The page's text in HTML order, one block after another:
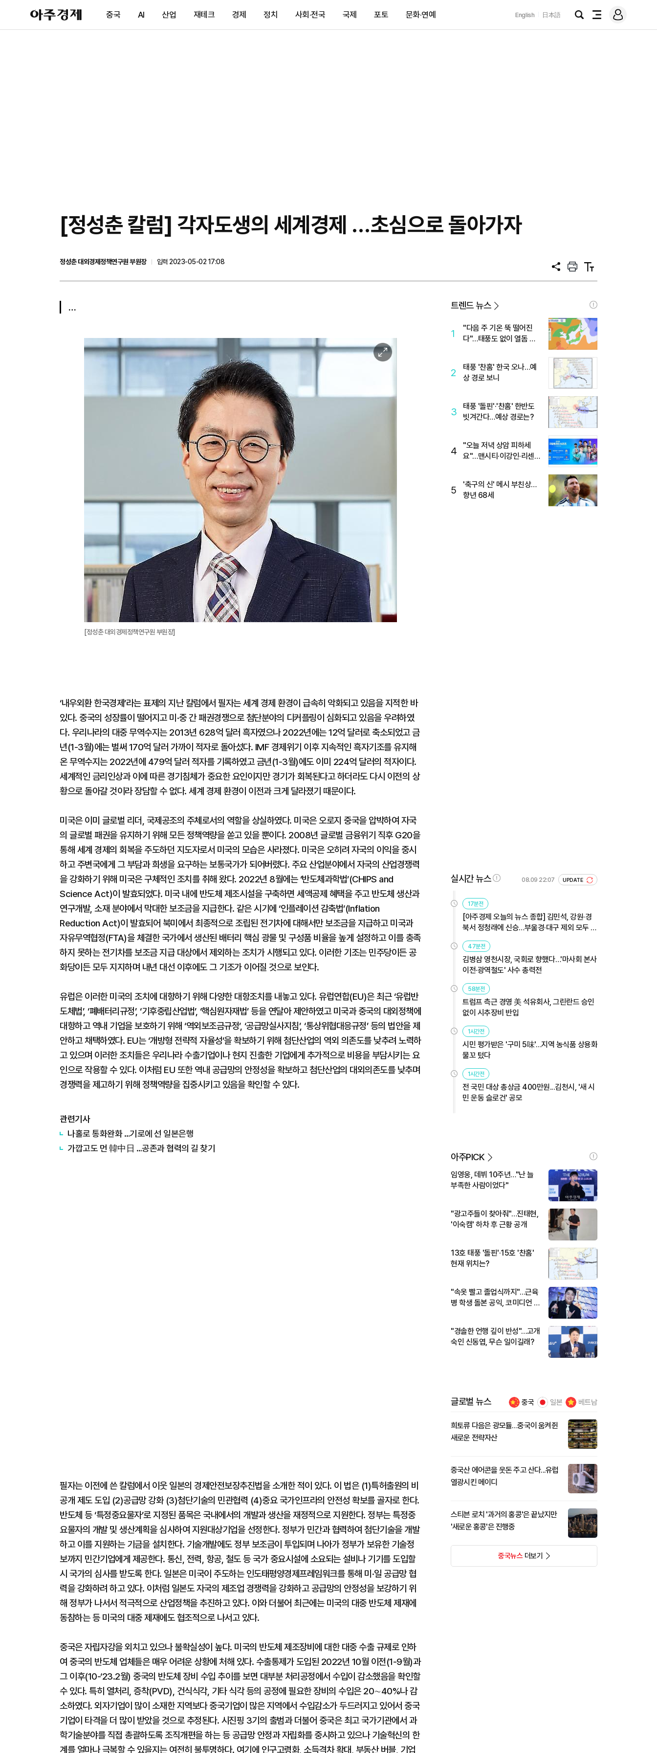
아
주
제
중국 AI 산업 재테크 경제 정치 사회·전국 국제 포토 문화·연예 English 日本語
검
전
메
그
[정성춘 칼럼] ​각자도생의 세계경제 …초심으로 돌아가자
정성춘 대외경제정책연구원 부원장
입력 2023-05-02 17:08
공
프
트
텍
트
…
이
미
확
[정성춘 대외경제정책연구원 부원장]
‘내우외환 한국경제’라는 표제의 지난 칼럼에서 필자는 세계 경제 환경이 급속히 악화되고 있음을 지적한 바
있다. 중국의 성장률이 떨어지고 미·중 간 패권경쟁으로 첨단분야의 디커플링이 심화되고 있음을 우려하였
다. 우리나라의 대중 무역수지는 2013년 628억 달러 흑자였으나 2022년에는 12억 달러로 축소되었고 금
년(1-3월)에는 벌써 170억 달러 가까이 적자로 돌아섰다. IMF 경제위기 이후 지속적인 흑자기조를 유지해
온 무역수지는 2022년에 479억 달러 적자를 기록하였고 금년(1-3월)에도 이미 224억 달러의 적자이다.
세계적인 금리인상과 이에 따른 경기침체가 중요한 요인이지만 경기가 회복된다고 하더라도 다시 이전의 상
황으로 돌아갈 것이라 장담할 수 없다. 세계 경제 환경이 이전과 크게 달라졌기 때문이다.
미국은 이미 글로벌 리더, 국제공조의 주체로서의 역할을 상실하였다. 미국은 오로지 중국을 압박하여 자국
의 글로벌 패권을 유지하기 위해 모든 정책역량을 쏟고 있을 뿐이다. 2008년 글로벌 금융위기 직후 G20을
통해 세계 경제의 회복을 주도하던 지도자로서 미국의 모습은 사라졌다. 미국은 오히려 자국의 이익을 중시
하고 주변국에게 그 부담과 희생을 요구하는 보통국가가 되어버렸다. 주요 산업분야에서 자국의 산업경쟁력
을 강화하기 위해 미국은 구체적인 조치를 취해 왔다. 2022년 8월에는 ‘반도체과학법’(CHIPS and
Science Act)이 발효되었다. 미국 내에 반도체 제조시설을 구축하면 세액공제 혜택을 주고 반도체 생산과
연구개발, 소재 분야에서 막대한 보조금을 지급한다. 같은 시기에 ‘인플레이션 감축법’(Inflation
Reduction Act)이 발효되어 북미에서 최종적으로 조립된 전기차에 대해서만 보조금을 지급하고 미국과
자유무역협정(FTA)을 체결한 국가에서 생산된 배터리 핵심 광물 및 구성품 비율을 높게 설정하고 이를 충족
하지 못하는 전기차를 보조금 지급 대상에서 제외하는 조치가 시행되고 있다. 이러한 기조는 민주당이든 공
화당이든 모두 지지하며 내년 대선 이후에도 그 기조가 이어질 것으로 보인다.
유럽은 이러한 미국의 조치에 대항하기 위해 다양한 대항조치를 내놓고 있다. 유럽연합(EU)은 최근 ‘유럽반
도체법’, ‘폐배터리규정’, ‘기후중립산업법’, ‘핵심원자재법’ 등을 연달아 제안하였고 미국과 중국의 대외정책에
대항하고 역내 기업을 보호하기 위해 ‘역외보조금규정’, ‘공급망실사지침’, ‘통상위협대응규정’ 등의 법안을 제
안하고 채택하였다. EU는 ‘개방형 전략적 자율성’을 확보하기 위해 첨단산업의 역외 의존도를 낮추려 노력하
고 있으며 이러한 조치들은 우리나라 수출기업이나 현지 진출한 기업에게 추가적으로 비용을 부담시키는 요
인으로 작용할 수 있다. 이처럼 EU 또한 역내 공급망의 안정성을 확보하고 첨단산업의 대외의존도를 낮추며
경쟁력을 제고하기 위해 정책역량을 집중시키고 있음을 확인할 수 있다.
관련기사
나홀로 통화완화 …기로에 선 일본은행
가깝고도 먼 韓中日 …공존과 협력의 길 찾기
필자는 이전에 쓴 칼럼에서 이웃 일본의 경제안전보장추진법을 소개한 적이 있다. 이 법은 (1)특허출원의 비
공개 제도 도입 (2)공급망 강화 (3)첨단기술의 민관협력 (4)중요 국가인프라의 안전성 확보를 골자로 한다.
반도체 등 ‘특정중요물자’로 지정된 품목은 국내에서의 개발과 생산을 재정적으로 지원한다. 정부는 특정중
요물자의 개발 및 생산계획을 심사하여 지원대상기업을 선정한다. 정부가 민간과 협력하여 첨단기술을 개발
하고 이를 지원하는 기금을 설치한다. 기술개발에도 정부 보조금이 투입되며 나아가 정부가 보유한 기술정
보까지 민간기업에게 제공한다. 통신, 전력, 항공, 철도 등 국가 중요시설에 소요되는 설비나 기기를 도입할
시 국가의 심사를 받도록 한다. 일본은 미국이 주도하는 인도태평양경제프레임워크를 통해 미·일 공급망 협
력을 강화하려 하고 있다. 이처럼 일본도 자국의 제조업 경쟁력을 강화하고 공급망의 안정성을 보강하기 위
해 정부가 나서서 적극적으로 산업정책을 추진하고 있다. 이와 더불어 최근에는 미국의 대중 반도체 제재에
동참하는 등 미국의 대중 제재에도 협조적으로 나서고 있다.
중국은 자립자강을 외치고 있으나 불확실성이 높다. 미국의 반도체 제조장비에 대한 대중 수출 규제로 인하
여 중국의 반도체 업체들은 매우 어려운 상황에 처해 있다. 수출통제가 도입된 2022년 10월 이전(1-9월)과
그 이후(10-‘23.2월) 중국의 반도체 장비 수입 추이를 보면 대부분 처리공정에서 수입이 감소했음을 확인할
수 있다. 특히 열처리, 증착(PVD), 건식식각, 기타 식각 등의 공정에 필요한 장비의 수입은 20∼40%나 감
소하였다. 외자기업이 많이 소재한 지역보다 중국기업이 많은 지역에서 수입감소가 두드러지고 있어서 중국
기업이 타격을 더 많이 받았을 것으로 추정된다. 시진핑 3기의 출범과 더불어 중국은 최고 국가기관에서 과
학기술분야를 직접 총괄하도록 조직개편을 하는 등 공급망 안정과 자립화를 중시하고 있으나 기술혁신의 한
계를 얼마나 극복할 수 있을지는 여전히 불투명하다. 여기에 인구고령화, 소득격차 확대, 부동산 버블, 기업
트렌드 뉴스
1
"다음 주 기온 뚝 떨어진
다"…태풍도 없이 열돔 박
2
태풍 '찬홈' 한국 오나…예
상 경로 보니
3
태풍 '돌핀'·'찬홈' 한반도
빗겨간다…예상 경로는?
4
"오늘 저녁 상암 피하세
요"…맨시티·이강인·리센느
5
'축구의 신' 메시 부친상…
향년 68세
실시간 뉴스 08.09 22:07 UPDATE
17분전
[아주경제 오늘의 뉴스 종합] 김민석, 강원·경
북서 정청래에 신승…부울경·대구 제외 모두 웃
었다 外
47분전
김병삼 영천시장, 국회로 향했다…'마사회 본사
이전·광역철도' 사수 총력전
58분전
트럼프 측근 경영 美 석유회사, 그린란드 승인
없이 시추장비 반입
1시간전
시민 평가받은 '구미 5味'…지역 농식품 상용화
물꼬 텄다
1시간전
전 국민 대상 총상금 400만원...김천시, '새 시
민 운동 슬로건' 공모
아주PICK
임영웅, 데뷔 10주년…"난 늘
부족한 사람이었다"
"광고주들이 찾아줘"…진태현,
'이숙캠' 하차 후 근황 공개
13호 태풍 '돌핀'·15호 '찬홈'
현재 위치는?
"속옷 빨고 졸업식까지"…근육
병 학생 돌본 공익, 코미디언 김
"경솔한 언행 깊이 반성"…고개
숙인 신동엽, 무슨 일이길래?
글로벌 뉴스 중국 일본 베트남
희토류 다음은 광모듈…중국이 움켜쥔
새로운 전략자산
중국산 에어콘을 웃돈 주고 산다...유럽
열광시킨 메이디
스티븐 로치 '과거의 홍콩'은 끝났지만
'새로운 홍콩'은 진행중
중국뉴스더보기